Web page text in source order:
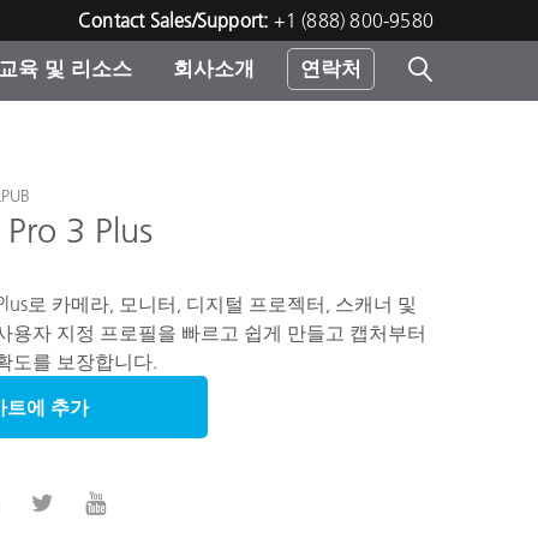
Contact Sales/Support: +1 (888) 800-9580
교육 및 리소스 회사소개 연락처
3 Plus
로 카메라, 모니터, 디지털 프로젝터, 스캐너 및
용자 지정 프로필을 빠르고 쉽게 만들고 캡처부터
도를 보장합니다.
트에 추가